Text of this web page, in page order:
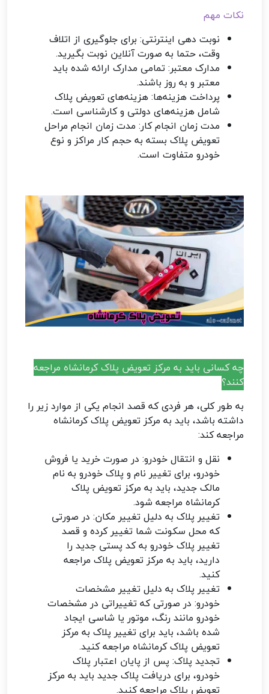
نکات مهم
نوبت دهی اینترنتی: برای جلوگیری از اتلاف
وقت، حتما به صورت آنلاین نوبت بگیرید.
مدارک معتبر: تمامی مدارک ارائه شده باید
معتبر و به روز باشند.
پرداخت هزینه‌ها: هزینه‌های تعویض پلاک
شامل هزینه‌های دولتی و کارشناسی است.
مدت زمان انجام کار: مدت زمان انجام مراحل
تعویض پلاک بسته به حجم کار مراکز و نوع
خودرو متفاوت است.
چه کسانی باید به مرکز تعویض پلاک کرمانشاه مراجعه
کنند؟
به طور کلی، هر فردی که قصد انجام یکی از موارد زیر را
داشته باشد، باید به مرکز تعویض پلاک کرمانشاه
مراجعه کند:
نقل و انتقال خودرو: در صورت خرید یا فروش
خودرو، برای تغییر نام و پلاک خودرو به نام
مالک جدید، باید به مرکز تعویض پلاک
کرمانشاه مراجعه شود.
تغییر پلاک به دلیل تغییر مکان: در صورتی
که محل سکونت شما تغییر کرده و قصد
تغییر پلاک خودرو به کد پستی جدید را
دارید، باید به مرکز تعویض پلاک مراجعه
کنید.
تغییر پلاک به دلیل تغییر مشخصات
خودرو: در صورتی که تغییراتی در مشخصات
خودرو مانند رنگ، موتور یا شاسی ایجاد
شده باشد، باید برای تغییر پلاک به مرکز
تعویض پلاک کرمانشاه مراجعه کنید.
تجدید پلاک: پس از پایان اعتبار پلاک
خودرو، برای دریافت پلاک جدید باید به مرکز
تعویض پلاک مراجعه کنید.